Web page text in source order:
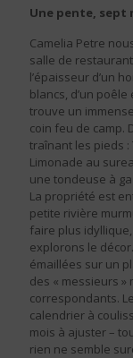
Une pente, sept
Camelia Petre
salle de
l’épaisseur d’un
blancs, d’un
trouve un
coin feu de camp.
traînant les pieds
Limonade au
une tondeuse à
La propriété est
petite rivière
faire plus
explorons le
émaillées sur un
des « messieurs
correspondants.
calendrier à
mois à ajuster –
rien ne semble